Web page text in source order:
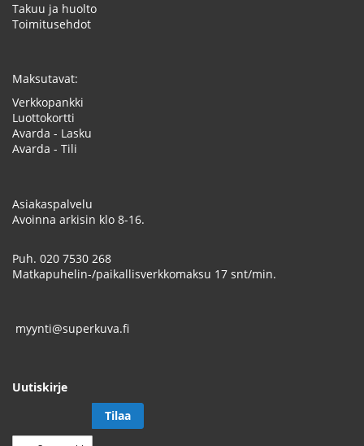
Takuu ja huolto
Toimitusehdot
Maksutavat:
Verkkopankki
Luottokortti
Avarda - Lasku
Avarda - Tili
Asiakaspalvelu
Avoinna arkisin klo 8-16.
Puh. 020 7530 268
Matkapuhelin-/paikallisverkkomaksu 17 snt/min.
myynti@superkuva.fi
Uutiskirje
Tilaa